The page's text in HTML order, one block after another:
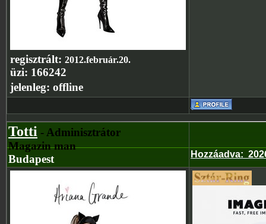
regisztrált: 2012.február.20.
üzi: 166242
jelenleg: offline
Totti- Adminisztrátor
Magazin man
Budapest
Hozzáadva: